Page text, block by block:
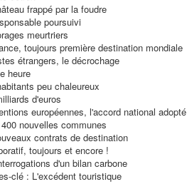
frappé par la foudre
poursuivi
meurtriers
toujours première destination mondiale
étrangers, le décrochage
heure
peu chaleureux
d'euros
européennes, l'accord national adopté
nouvelles communes
contrats de destination
toujours et encore !
d'un bilan carbone
clé : L'excédent touristique